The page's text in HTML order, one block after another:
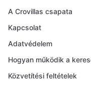
A Crovillas csapata
Kapcsolat
Adatvédelem
Hogyan működik a
Közvetítési feltételek